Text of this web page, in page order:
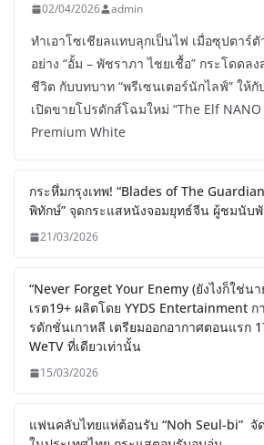
02/04/2026 admin
ทำเอาโซเชียลแทบลุกเป็นไฟ เมื่อซุปตาร์ตั
อย่าง “อั้ม – พัชราภา ไชยเชื้อ” กระโดดล
ชีวิต กับบทบาท “พรีเซนเตอร์นักไลฟ์” ให้กั
เปิดขายโปรดักส์โฉมใหม่ “The Elf NANO
Premium White
กระหึ่มกรุงเทพ! “Blades of The
พิทักษ์” จุดกระแสหนังจอมยุทธ์จีน ผู้ชมนับ
21/03/2026
“Never Forget Your Enemy (ยังไงก็ใช่น
เรต19+ ผลิตโดย YYDS Entertainment
รดักชั่นเกาหลี เตรียมออกอากาศตอนแรก
WeTV ที่เดียวเท่านั้น
15/03/2026
แฟนคลับไทยแห่ต้อนรับ “Noh Seul-bi”